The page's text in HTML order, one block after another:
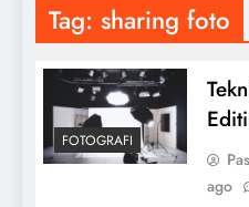
Tag: sharing foto
FOTOGRAFI
ago